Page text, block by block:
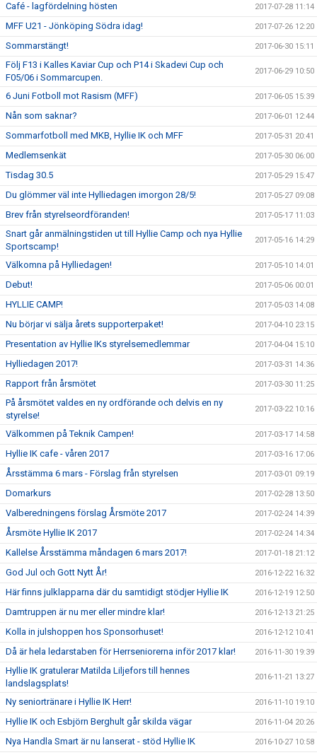
Café - lagfördelning hösten 2017-07-28 11:14
MFF U21 - Jönköping Södra idag! 2017-07-26 12:20
Sommarstängt! 2017-06-30 15:11
Följ F13 i Kalles Kaviar Cup och P14 i Skadevi Cup och
F05/06 i Sommarcupen.
2017-06-29 10:50
6 Juni Fotboll mot Rasism (MFF) 2017-06-05 15:39
Nån som saknar? 2017-06-01 12:44
Sommarfotboll med MKB, Hyllie IK och MFF 2017-05-31 20:41
Medlemsenkät 2017-05-30 06:00
Tisdag 30.5 2017-05-29 15:47
Du glömmer väl inte Hylliedagen imorgon 28/5! 2017-05-27 09:08
Brev från styrelseordföranden! 2017-05-17 11:03
Snart går anmälningstiden ut till Hyllie Camp och nya Hyllie
Sportscamp!
2017-05-16 14:29
Välkomna på Hylliedagen! 2017-05-10 14:01
Debut! 2017-05-06 00:01
HYLLIE CAMP! 2017-05-03 14:08
Nu börjar vi sälja årets supporterpaket! 2017-04-10 23:15
Presentation av Hyllie IKs styrelsemedlemmar 2017-04-04 15:10
Hylliedagen 2017! 2017-03-31 14:36
Rapport från årsmötet 2017-03-30 11:25
På årsmötet valdes en ny ordförande och delvis en ny
styrelse!
2017-03-22 10:16
Välkommen på Teknik Campen! 2017-03-17 14:58
Hyllie IK cafe - våren 2017 2017-03-16 17:06
Årsstämma 6 mars - Förslag från styrelsen 2017-03-01 09:19
Domarkurs 2017-02-28 13:50
Valberedningens förslag Årsmöte 2017 2017-02-24 14:39
Årsmöte Hyllie IK 2017 2017-02-24 14:34
Kallelse Årsstämma måndagen 6 mars 2017! 2017-01-18 21:12
God Jul och Gott Nytt År! 2016-12-22 16:32
Här finns julklapparna där du samtidigt stödjer Hyllie IK 2016-12-19 12:50
Damtruppen är nu mer eller mindre klar! 2016-12-13 21:25
Kolla in julshoppen hos Sponsorhuset! 2016-12-12 10:41
Då är hela ledarstaben för Herrseniorerna inför 2017 klar! 2016-11-30 19:39
Hyllie IK gratulerar Matilda Liljefors till hennes
landslagsplats!
2016-11-21 13:27
Ny seniortränare i Hyllie IK Herr! 2016-11-10 19:10
Hyllie IK och Esbjörn Berghult går skilda vägar 2016-11-04 20:26
Nya Handla Smart är nu lanserat - stöd Hyllie IK 2016-10-27 10:58